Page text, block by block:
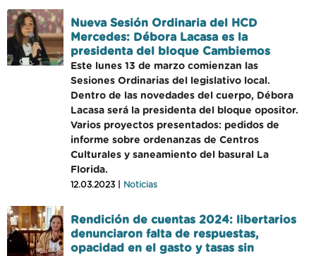
Nueva Sesión Ordinaria del HCD
Mercedes: Débora Lacasa es la
presidenta del bloque Cambiemos
Este lunes 13 de marzo comienzan las
Sesiones Ordinarias del legislativo local.
Dentro de las novedades del cuerpo, Débora
Lacasa será la presidenta del bloque opositor.
Varios proyectos presentados: pedidos de
informe sobre ordenanzas de Centros
Culturales y saneamiento del basural La
Florida.
12.03.2023 | Noticias
Rendición de cuentas 2024: libertarios
denunciaron falta de respuestas,
opacidad en el gasto y tasas sin